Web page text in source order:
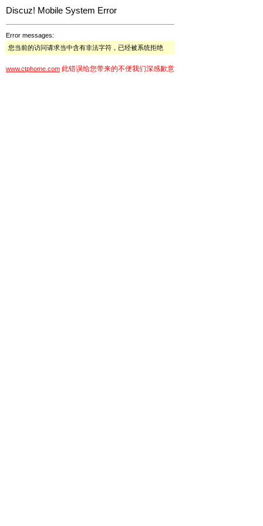
Discuz! Mobile System Error
Error messages:
您当前的访问请求当中含有非法字符，已经被系统拒绝
www.ctphome.com 此错误给您带来的不便我们深感歉意